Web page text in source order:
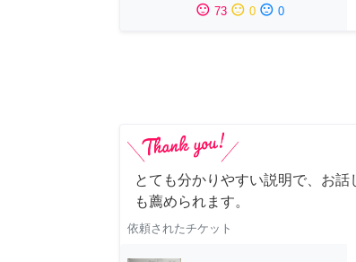
sentiment_satisfied 73 sentiment_neutral 0 sentiment_dissatisfied 0
とても分かりやすい説明で、お
も薦められます。
依頼されたチケット